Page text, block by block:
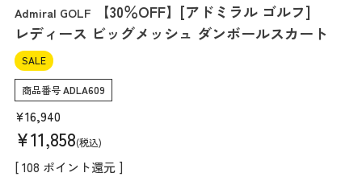
Admiral GOLF
【30％OFF】[アドミラル ゴルフ]
レディース ビッグメッシュ ダンボールスカート
SALE
商品番号ADLA609
¥16,940
¥11,858 税込
[108 ポイント還元 ]